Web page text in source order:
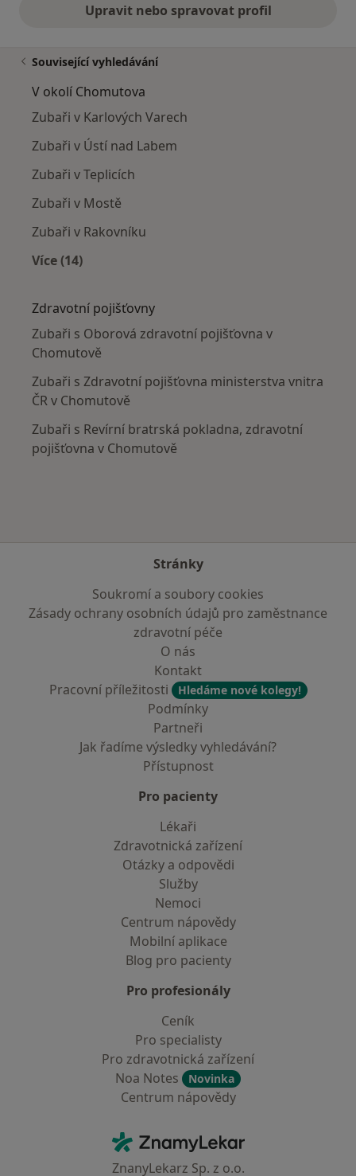
Upravit nebo spravovat profil
Související vyhledávání
V okolí Chomutova
Zubaři v Karlových Varech
Zubaři v Ústí nad Labem
Zubaři v Teplicích
Zubaři v Mostě
Zubaři v Rakovníku
Více (14)
Zdravotní pojišťovny
Zubaři s Oborová zdravotní pojišťovna v
Chomutově
Zubaři s Zdravotní pojišťovna ministerstva vnitra
ČR v Chomutově
Zubaři s Revírní bratrská pokladna, zdravotní
pojišťovna v Chomutově
Stránky
Soukromí a soubory cookies
Zásady ochrany osobních údajů pro zaměstnance
zdravotní péče
O nás
Kontakt
Pracovní příležitosti
Hledáme nové kolegy!
Podmínky
Partneři
Jak řadíme výsledky vyhledávání?
Přístupnost
Pro pacienty
Lékaři
Zdravotnická zařízení
Otázky a odpovědi
Služby
Nemoci
Centrum nápovědy
Mobilní aplikace
Blog pro pacienty
Pro profesionály
Ceník
Pro specialisty
Pro zdravotnická zařízení
Noa Notes
Novinka
Centrum nápovědy
ZnamyLekar - Hlavní stránka
ZnanyLekarz Sp. z o.o.